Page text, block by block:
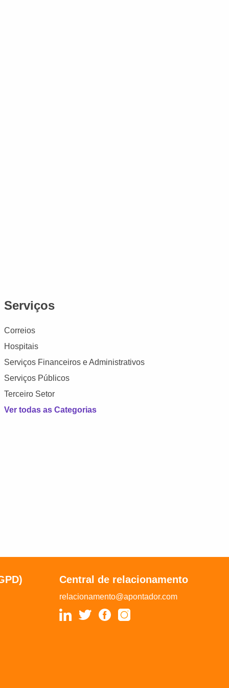
Serviços
Correios
Hospitais
Serviços Financeiros e Administrativos
Serviços Públicos
Terceiro Setor
Ver todas as Categorias
Central de relacionamento
relacionamento@apontador.com